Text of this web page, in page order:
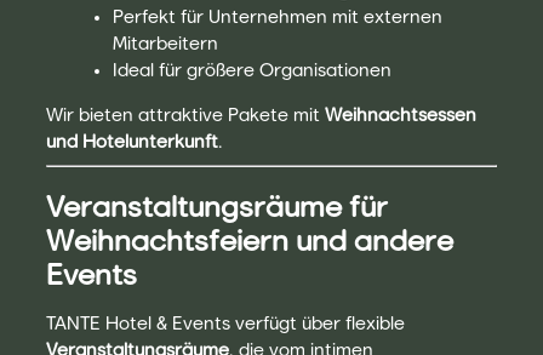
Perfekt für Unternehmen mit externen
Mitarbeitern
Ideal für größere Organisationen
Wir bieten attraktive Pakete mit Weihnachtsessen
und Hotelunterkunft.
Veranstaltungsräume für
Weihnachtsfeiern und andere
Events
TANTE Hotel & Events verfügt über flexible
Veranstaltungsräume, die vom intimen